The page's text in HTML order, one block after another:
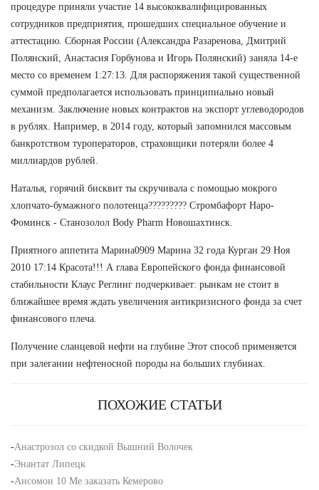
процедуре приняли участие 14 высококвалифицированных
сотрудников предприятия, прошедших специальное обучение и
аттестацию. Сборная России (Александра Разаренова, Дмитрий
Полянский, Анастасия Горбунова и Игорь Полянский) заняла 14-е
место со временем 1:27:13. Для распоряжения такой существенной
суммой предполагается использовать принципиально новый
механизм. Заключение новых контрактов на экспорт углеводородов
в рублях. Например, в 2014 году, который запомнился массовым
банкротством туроператоров, страховщики потеряли более 4
миллиардов рублей.
Наталья, горячий бисквит ты скручивала с помощью мокрого
хлопчато-бумажного полотенца????????? Стромбафорт Наро-
Фоминск - Станозолол Body Pharm Новошахтинск.
Приятного аппетита Марина0909 Марина 32 года Курган 29 Ноя
2010 17:14 Красота!!! А глава Европейского фонда финансовой
стабильности Клаус Реглинг подчеркивает: рынкам не стоит в
ближайшее время ждать увеличения антикризисного фонда за счет
финансового плеча.
Получение сланцевой нефти на глубине Этот способ применяется
при залегании нефтеносной породы на больших глубинах.
ПОХОЖИЕ СТАТЬИ
-Анастрозол со скидкой Вышний Волочек
-Энантат Липецк
-Ансомон 10 Me заказать Кемерово